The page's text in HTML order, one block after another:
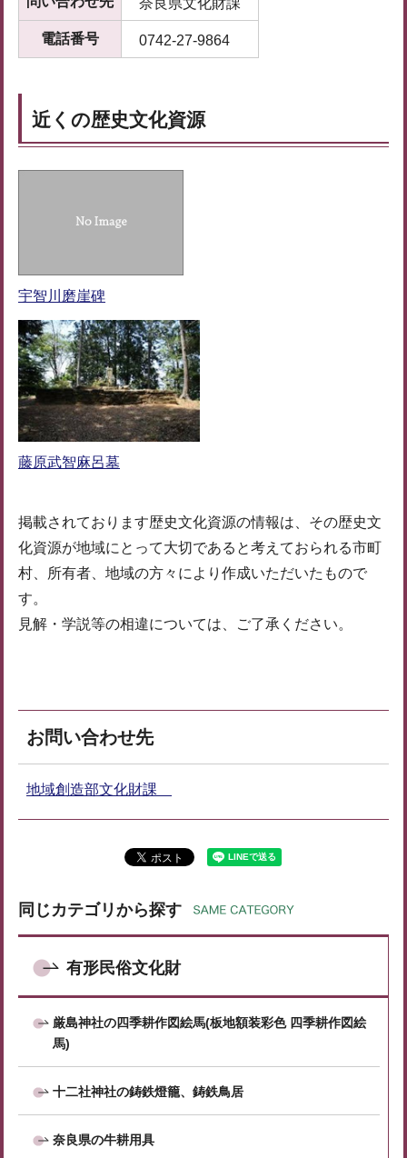
奈良県文化財課
電話番号 0742-27-9864
近くの歴史文化資源
宇智川磨崖碑
藤原武智麻呂墓
掲載されております歴史文化資源の情報は、その歴史文
化資源が地域にとって大切であると考えておられる市町
村、所有者、地域の方々により作成いただいたもので
す。
見解・学説等の相違については、ご了承ください。
お問い合わせ先
地域創造部文化財課
同じカテゴリから探す
有形民俗文化財
厳島神社の四季耕作図絵馬(板地額装彩色 四季耕作図絵
馬)
十二社神社の鋳鉄燈籠、鋳鉄鳥居
奈良県の牛耕用具